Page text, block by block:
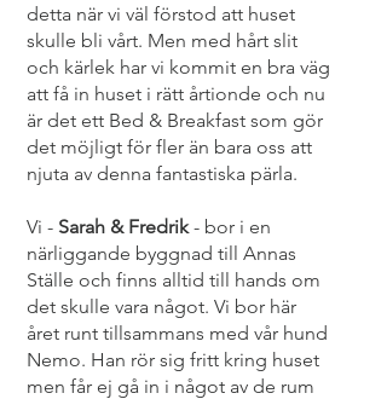
detta när vi väl förstod att huset
skulle bli vårt. Men med hårt slit
och kärlek har vi kommit en bra väg
att få in huset i rätt årtionde och nu
är det ett Bed & Breakfast som gör
det möjligt för fler än bara oss att
njuta av denna fantastiska pärla.
Vi - Sarah & Fredrik- bor i en
närliggande byggnad till Annas
Ställe och finns alltid till hands om
det skulle vara något. Vi bor här
året runt tillsammans med vår hund
Nemo. Han rör sig fritt kring huset
men får ej gå in i något av de rum